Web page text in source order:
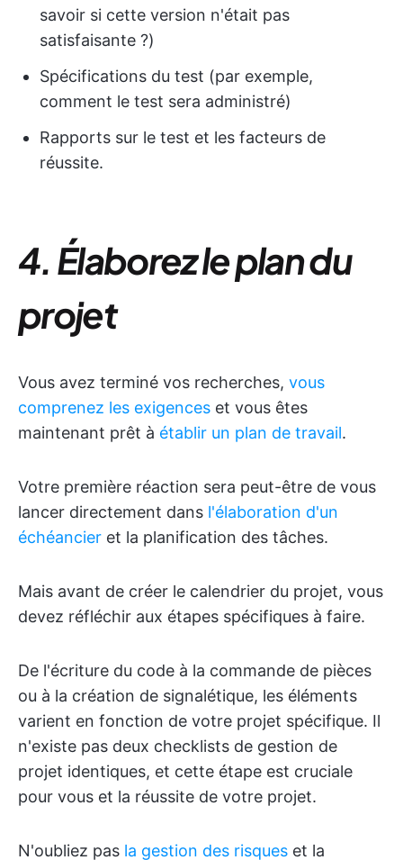
savoir si cette version n'était pas
satisfaisante ?)
Spécifications du test (par exemple,
comment le test sera administré)
Rapports sur le test et les facteurs de
réussite.
4. Élaborez le plan du
projet
Vous avez terminé vos recherches, vous
comprenez les exigences et vous êtes
maintenant prêt à établir un plan de travail.
Votre première réaction sera peut-être de vous
lancer directement dans l'élaboration d'un
échéancier et la planification des tâches.
Mais avant de créer le calendrier du projet, vous
devez réfléchir aux étapes spécifiques à faire.
De l'écriture du code à la commande de pièces
ou à la création de signalétique, les éléments
varient en fonction de votre projet spécifique. Il
n'existe pas deux checklists de gestion de
projet identiques, et cette étape est cruciale
pour vous et la réussite de votre projet.
N'oubliez pas la gestion des risques et la